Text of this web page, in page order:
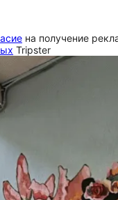
на получение
Tripster